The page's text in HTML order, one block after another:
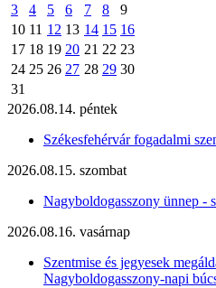
3
4 5 6 7 8
9
10 11 12 13 14 15 16
17 18 19 20 21 22 23
24 25 26 27 28 29 30
31
2026.08.14. péntek
Székesfehérvár fogadalmi
2026.08.15. szombat
Nagyboldogasszony ünnep -
2026.08.16. vasárnap
Szentmise és jegyesek
Nagyboldogasszony-napi